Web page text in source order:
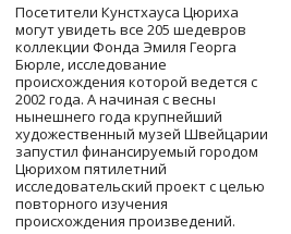
Посетители Кунстхауса Цюриха
могут увидеть все 205 шедевров
коллекции Фонда Эмиля Георга
Бюрле, исследование
происхождения которой ведется с
2002 года. А начиная с весны
нынешнего года крупнейший
художественный музей Швейцарии
запустил финансируемый городом
Цюрихом пятилетний
исследовательский проект с целью
повторного изучения
происхождения произведений.